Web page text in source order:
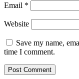
Email *
Website
Save my name,
time I comment.